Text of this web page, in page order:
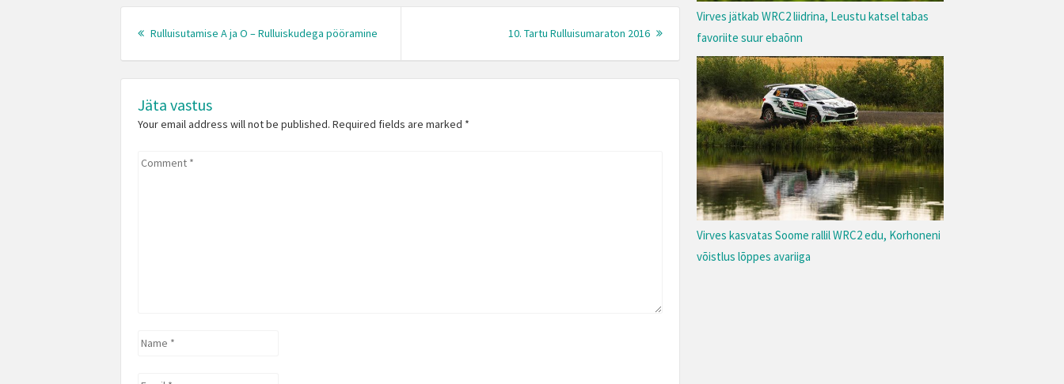
navigation
Rulluisutamise A ja O – Rulluiskudega pööramine 10. Tartu Rulluisumaraton 2016
Next
Jäta vastus
Your email address will not be published. Required fields are marked *
Comment
Name
Virves jätkab WRC2 liidrina, Leustu katsel tabas
favoriite suur ebaõnn
Virves kasvatas Soome rallil WRC2 edu, Korhoneni
võistlus lõppes avariiga